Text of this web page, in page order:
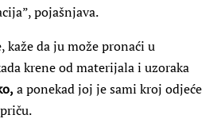
pojašnjava.
kaže da ju može pronaći u
krene od materijala i uzoraka
a ponekad joj je sami kroj odjeće